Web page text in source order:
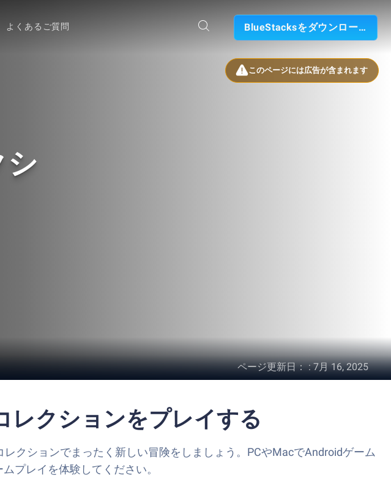
よくあるご質問 BlueStacksをダウンロード
このページには広告が含まれます
ページ更新日：:7月 16, 2025
レクションをプレイする
クションでまったく新しい冒険をしましょう。PCやMacでAndroidゲーム
プレイを体験してください。